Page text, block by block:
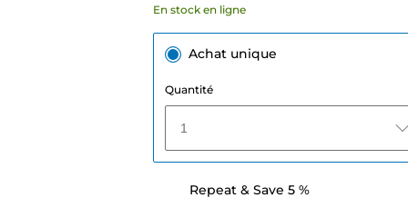
En stock en ligne
Achat unique
Quantité
1
Repeat & Save 5 %